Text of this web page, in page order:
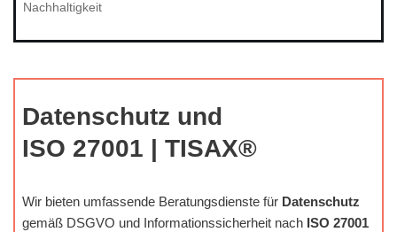
Nachhaltigkeit
Datenschutz und
ISO 27001 | TISAX®
Wir bieten umfassende Beratungsdienste für Datenschutz
gemäß DSGVO und Informationssicherheit nach ISO 27001